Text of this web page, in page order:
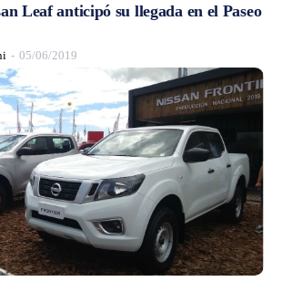
Leaf anticipó su llegada en el Paseo
- 05/06/2019